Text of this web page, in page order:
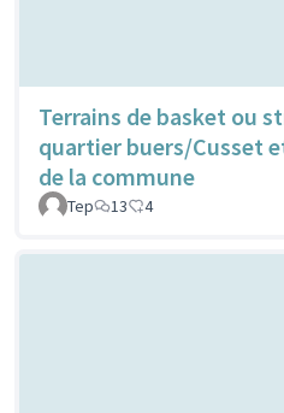
Terrains de basket ou
quartier buers/Cusset
de la commune
Tep 13 4